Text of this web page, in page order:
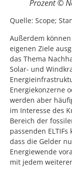
Prozent ©
Quelle: Scope;
Außerdem
eigenen Ziele
das Thema
Solar- und
Energiekonzerne
werden aber
im Interesse des
Bereich der
passenden
dass die Gelder
Energiewende
mit jedem